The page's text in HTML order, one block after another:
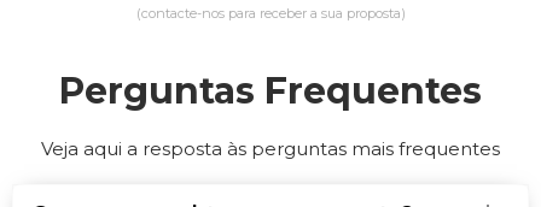
(contacte-nos para receber a sua proposta)
Perguntas Frequentes
Veja aqui a resposta às perguntas mais frequentes